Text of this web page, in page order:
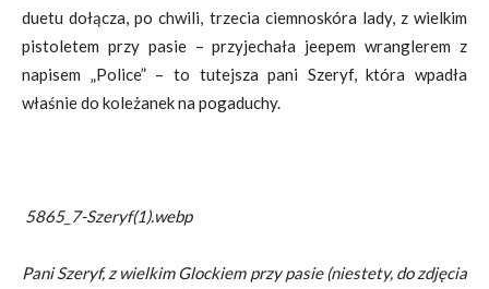
duetu dołącza, po chwili, trzecia ciemnoskóra lady, z wielkim
pistoletem przy pasie – przyjechała jeepem wranglerem z
napisem „Police” – to tutejsza pani Szeryf, która wpadła
właśnie do koleżanek na pogaduchy.
5865_7-Szeryf(1).webp
Pani Szeryf, z wielkim Glockiem przy pasie (niestety, do zdjęcia